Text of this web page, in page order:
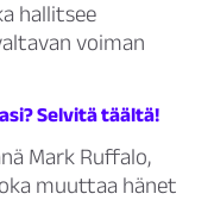
hallitsee
voiman
Selvitä täältä!
Mark Ruffalo,
muuttaa hänet